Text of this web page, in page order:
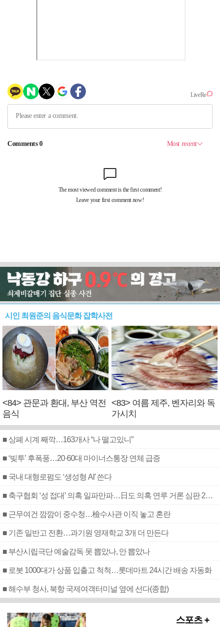
시인 최원준의 음식문화 잡학사전
<84> 관문과 환대, 부산 역전
음식
<83> 여름 제주, 벤자리와 독
가시치
■ 상폐 시계 째깍…163개사 “나 떨고있니”
■ ‘빚투’ 후폭풍…20·60대 마이너스통장 연체 급증
■ 국내 대형로펌도 ‘생성형 AI’ 쓴다
■ 축구협회 ‘성 접대’ 의혹 일파만파…日도 의혹 연루 거론 심판 2명 조사
■ 근무여건 깜깜이 중수청…檢수사관 이직 놓고 혼란
■ 기존 일반고 전환…과기원 영재학교 3개 더 만든다
■ 부산시립극단 예술감독 못 뽑았나, 안 뽑았나
■ 로봇 1000대가 상품 입출고 척척…롯데마트 24시간 배송 자동화
■ 해수부 청사, 북항 국제여객터미널 옆에 선다(종합)
스포츠 +